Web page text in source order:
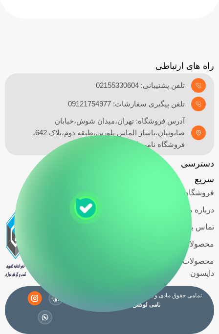
راه های ارتباطی
تلفن پشتیبانی: 02155330604
تلفن پیگیری سفارشات: 09121754977
آدرس فروشگاه: تهران،میدان شوش،خیابان
صابونیان،پاساژ الماس بلورین،طبقه دوم،پلاک 642،
فروشگاه نامی لوکس
دسترسی
سریع
فروشگاه
درباره ما
تماس با ما
محصولات اسمگ
محصولات
دایسون
نماد
تمامی حقوق مادی و معنوی این سایت متعلق به فروشگاه
نامی لوکس